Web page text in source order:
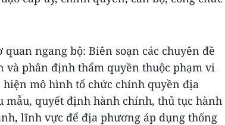
quan ngang bộ: Biên soạn các chuyên đề
và phân định thẩm quyền thuộc phạm vi
mô hình tổ chức chính quyền địa
mẫu, quyết định hành chính, thủ tục hành
lĩnh vực để địa phương áp dụng thống